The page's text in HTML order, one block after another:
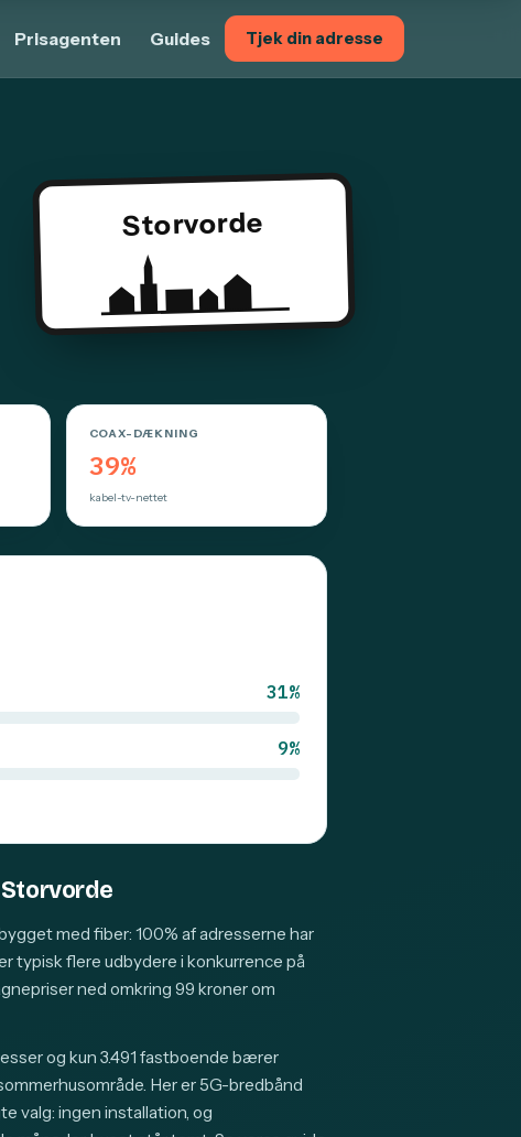
Prisagenten Guides Tjek din adresse
Storvorde
COAX-DÆKNING
39%
kabel-tv-nettet
31%
9%
med fiber: 100% af adresserne har
typisk flere udbydere i konkurrence på
ned omkring 99 kroner om
og kun 3.491 fastboende bærer
Her er 5G-bredbånd
valg: ingen installation, og